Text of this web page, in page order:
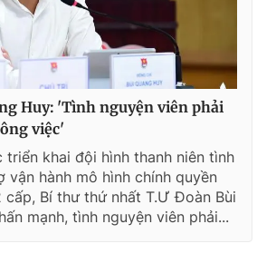
Huy: 'Tình nguyện viên phải
việc'
triển khai đội hình thanh niên tình
vận hành mô hình chính quyền
Bí thư thứ nhất T.Ư Đoàn Bùi
mạnh, tình nguyện viên phải...